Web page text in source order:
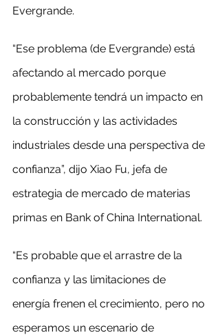
Evergrande.
“Ese problema (de Evergrande) está
afectando al mercado porque
probablemente tendrá un impacto en
la construcción y las actividades
industriales desde una perspectiva de
confianza”, dijo Xiao Fu, jefa de
estrategia de mercado de materias
primas en Bank of China International.
“Es probable que el arrastre de la
confianza y las limitaciones de
energía frenen el crecimiento, pero no
esperamos un escenario de